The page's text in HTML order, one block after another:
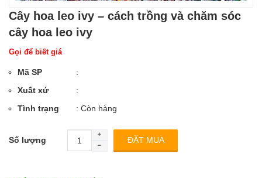
Cây hoa leo ivy – cách trồng và chăm sóc
cây hoa leo ivy
Gọi để biết giá
Mã SP
:
Xuất xứ
:
Tình trạng
: Còn hàng
Số lượng